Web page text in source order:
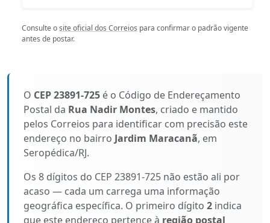
Consulte osite oficial dos Correios para confirmar o padrão vigente
antes de postar.
O CEP 23891-725 é o Código de Endereçamento
Postal da Rua Nadir Montes, criado e mantido
pelos Correios para identificar com precisão este
endereço no bairro Jardim Maracanã, em
Seropédica/RJ.
Os 8 dígitos do CEP 23891-725 não estão ali por
acaso — cada um carrega uma informação
geográfica específica. O primeiro dígito 2 indica
que este endereço pertence à região postal